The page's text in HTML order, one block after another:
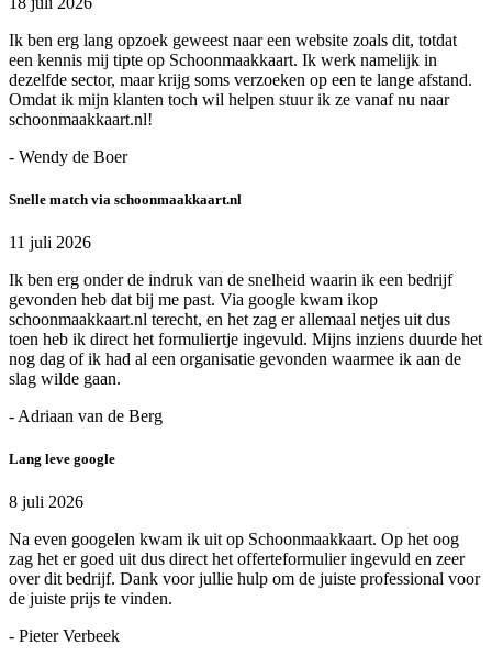
Ik ben erg lang opzoek geweest naar een website zoals dit, totdat
een kennis mij tipte op Schoonmaakkaart. Ik werk namelijk in
dezelfde sector, maar krijg soms verzoeken op een te lange afstand.
Omdat ik mijn klanten toch wil helpen stuur ik ze vanaf nu naar
schoonmaakkaart.nl!
- Wendy de Boer
Snelle match via schoonmaakkaart.nl
11 juli 2026
Ik ben erg onder de indruk van de snelheid waarin ik een bedrijf
gevonden heb dat bij me past. Via google kwam ikop
schoonmaakkaart.nl terecht, en het zag er allemaal netjes uit dus
toen heb ik direct het formuliertje ingevuld. Mijns inziens duurde het
nog dag of ik had al een organisatie gevonden waarmee ik aan de
slag wilde gaan.
- Adriaan van de Berg
Lang leve google
8 juli 2026
Na even googelen kwam ik uit op Schoonmaakkaart. Op het oog
zag het er goed uit dus direct het offerteformulier ingevuld en zeer
over dit bedrijf. Dank voor jullie hulp om de juiste professional voor
de juiste prijs te vinden.
- Pieter Verbeek